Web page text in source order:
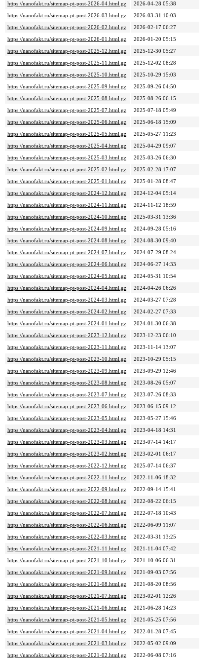
https://nanofakt.ru/sitemap-pt-post-2026-04.html.gz
2026-04-28 05:38
https://nanofakt.ru/sitemap-pt-post-2026-03.html.gz
2026-03-31 10:03
https://nanofakt.ru/sitemap-pt-post-2026-02.html.gz
2026-02-17 06:27
https://nanofakt.ru/sitemap-pt-post-2026-01.html.gz
2026-01-20 05:15
https://nanofakt.ru/sitemap-pt-post-2025-12.html.gz
2025-12-30 05:27
https://nanofakt.ru/sitemap-pt-post-2025-11.html.gz
2025-12-02 08:28
https://nanofakt.ru/sitemap-pt-post-2025-10.html.gz
2025-10-29 15:03
https://nanofakt.ru/sitemap-pt-post-2025-09.html.gz
2025-09-26 04:50
https://nanofakt.ru/sitemap-pt-post-2025-08.html.gz
2025-08-26 06:15
https://nanofakt.ru/sitemap-pt-post-2025-07.html.gz
2025-07-18 05:49
https://nanofakt.ru/sitemap-pt-post-2025-06.html.gz
2025-06-18 15:09
https://nanofakt.ru/sitemap-pt-post-2025-05.html.gz
2025-05-27 11:23
https://nanofakt.ru/sitemap-pt-post-2025-04.html.gz
2025-04-29 09:07
https://nanofakt.ru/sitemap-pt-post-2025-03.html.gz
2025-03-26 06:30
https://nanofakt.ru/sitemap-pt-post-2025-02.html.gz
2025-02-28 17:07
https://nanofakt.ru/sitemap-pt-post-2025-01.html.gz
2025-01-28 08:47
https://nanofakt.ru/sitemap-pt-post-2024-12.html.gz
2024-12-04 05:14
https://nanofakt.ru/sitemap-pt-post-2024-11.html.gz
2024-11-12 18:59
https://nanofakt.ru/sitemap-pt-post-2024-10.html.gz
2025-03-31 13:36
https://nanofakt.ru/sitemap-pt-post-2024-09.html.gz
2024-09-28 05:16
https://nanofakt.ru/sitemap-pt-post-2024-08.html.gz
2024-08-30 09:40
https://nanofakt.ru/sitemap-pt-post-2024-07.html.gz
2024-07-29 08:24
https://nanofakt.ru/sitemap-pt-post-2024-06.html.gz
2024-06-27 14:33
https://nanofakt.ru/sitemap-pt-post-2024-05.html.gz
2024-05-31 10:54
https://nanofakt.ru/sitemap-pt-post-2024-04.html.gz
2024-04-26 06:26
https://nanofakt.ru/sitemap-pt-post-2024-03.html.gz
2024-03-27 07:28
https://nanofakt.ru/sitemap-pt-post-2024-02.html.gz
2024-02-27 07:33
https://nanofakt.ru/sitemap-pt-post-2024-01.html.gz
2024-01-30 06:38
https://nanofakt.ru/sitemap-pt-post-2023-12.html.gz
2023-12-23 06:10
https://nanofakt.ru/sitemap-pt-post-2023-11.html.gz
2023-11-14 13:07
https://nanofakt.ru/sitemap-pt-post-2023-10.html.gz
2023-10-29 05:15
https://nanofakt.ru/sitemap-pt-post-2023-09.html.gz
2023-09-29 12:46
https://nanofakt.ru/sitemap-pt-post-2023-08.html.gz
2023-08-26 05:07
https://nanofakt.ru/sitemap-pt-post-2023-07.html.gz
2023-07-26 08:33
https://nanofakt.ru/sitemap-pt-post-2023-06.html.gz
2023-06-15 09:12
https://nanofakt.ru/sitemap-pt-post-2023-05.html.gz
2023-05-27 15:46
https://nanofakt.ru/sitemap-pt-post-2023-04.html.gz
2023-04-18 14:31
https://nanofakt.ru/sitemap-pt-post-2023-03.html.gz
2023-07-14 14:17
https://nanofakt.ru/sitemap-pt-post-2023-02.html.gz
2023-02-01 06:17
https://nanofakt.ru/sitemap-pt-post-2022-12.html.gz
2025-07-14 06:37
https://nanofakt.ru/sitemap-pt-post-2022-11.html.gz
2022-11-06 18:32
https://nanofakt.ru/sitemap-pt-post-2022-09.html.gz
2022-09-14 15:41
https://nanofakt.ru/sitemap-pt-post-2022-08.html.gz
2022-08-22 06:15
https://nanofakt.ru/sitemap-pt-post-2022-07.html.gz
2022-07-18 10:43
https://nanofakt.ru/sitemap-pt-post-2022-06.html.gz
2022-06-09 11:07
https://nanofakt.ru/sitemap-pt-post-2022-03.html.gz
2022-03-31 13:25
https://nanofakt.ru/sitemap-pt-post-2021-11.html.gz
2021-11-04 07:42
https://nanofakt.ru/sitemap-pt-post-2021-10.html.gz
2021-10-06 06:31
https://nanofakt.ru/sitemap-pt-post-2021-09.html.gz
2021-09-03 07:56
https://nanofakt.ru/sitemap-pt-post-2021-08.html.gz
2021-08-20 08:56
https://nanofakt.ru/sitemap-pt-post-2021-07.html.gz
2023-02-01 12:26
https://nanofakt.ru/sitemap-pt-post-2021-06.html.gz
2021-06-28 14:23
https://nanofakt.ru/sitemap-pt-post-2021-05.html.gz
2021-05-25 07:56
https://nanofakt.ru/sitemap-pt-post-2021-04.html.gz
2022-01-28 07:45
https://nanofakt.ru/sitemap-pt-post-2021-03.html.gz
2022-05-02 09:09
https://nanofakt.ru/sitemap-pt-post-2021-02.html.gz
2022-06-08 07:16